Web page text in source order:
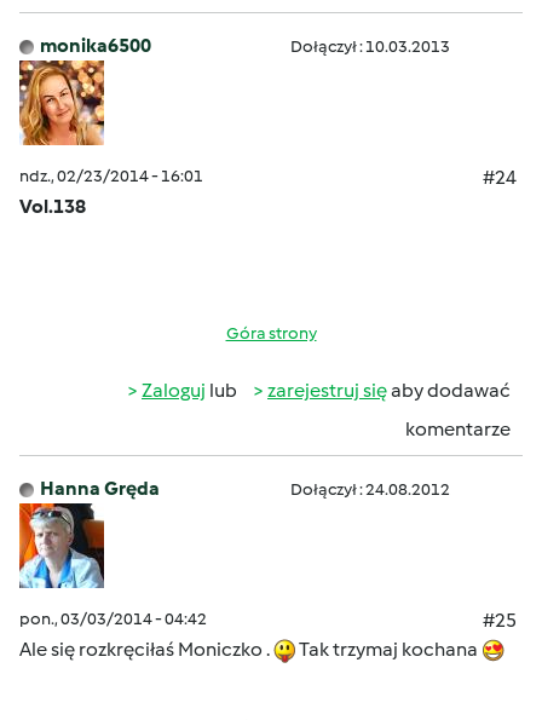
monika6500 Dołączył : 10.03.2013
ndz., 02/23/2014 - 16:01
#24
Vol.138
Góra strony
Zaloguj lub zarejestruj sięaby dodawać
komentarze
Hanna Gręda Dołączył : 24.08.2012
pon., 03/03/2014 - 04:42
#25
Ale się rozkręciłaś Moniczko .
Tak trzymaj kochana